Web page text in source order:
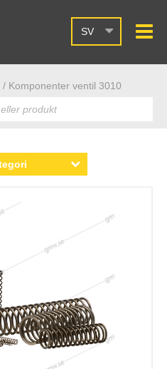
SV
/ Komponenter ventil 3010